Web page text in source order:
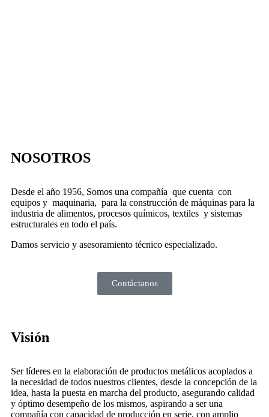
NOSOTROS
Desde el año 1956, Somos una compañía que cuenta con
equipos y maquinaria, para la construcción de máquinas para la
industria de alimentos, procesos químicos, textiles y sistemas
estructurales en todo el país.
Damos servicio y asesoramiento técnico especializado.
Contáctanos
Visión
Ser líderes en la elaboración de productos metálicos acoplados a
la necesidad de todos nuestros clientes, desde la concepción de la
idea, hasta la puesta en marcha del producto, asegurando calidad
y óptimo desempeño de los mismos, aspirando a ser una
compañía con capacidad de producción en serie, con amplio